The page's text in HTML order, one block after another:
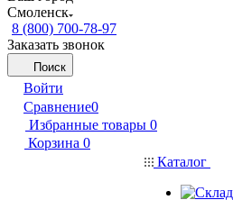
Смоленск
8 (800) 700-78-97
Заказать звонок
Поиск
Войти
Сравнение0
Избранные товары 0
Корзина 0
Каталог